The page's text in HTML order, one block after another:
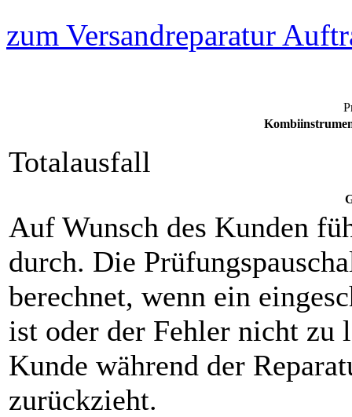
zum Versandreparatur
Totalausfall
Auf Wunsch des Kunden
durch. Die
berechnet, wenn ein
ist oder der Fehler nicht zu
Kunde während der
zurückzieht.